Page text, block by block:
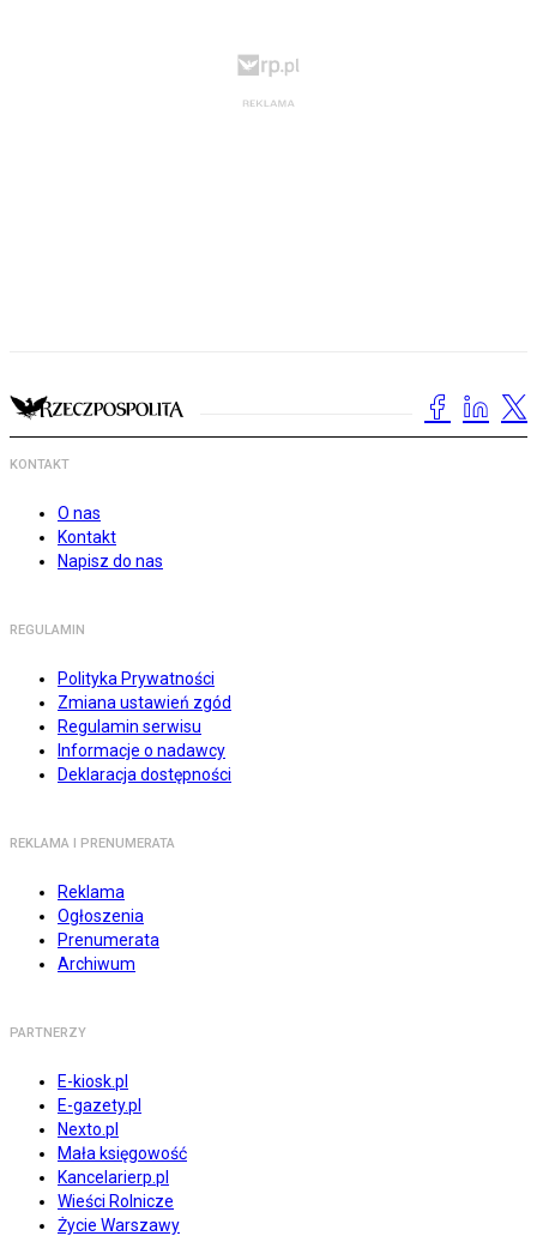
KONTAKT
O nas
Kontakt
Napisz do nas
REGULAMIN
Polityka Prywatności
Zmiana ustawień zgód
Regulamin serwisu
Informacje o nadawcy
Deklaracja dostępności
REKLAMA I PRENUMERATA
Reklama
Ogłoszenia
Prenumerata
Archiwum
PARTNERZY
E-kiosk.pl
E-gazety.pl
Nexto.pl
Mała księgowość
Kancelarierp.pl
Wieści Rolnicze
Życie Warszawy